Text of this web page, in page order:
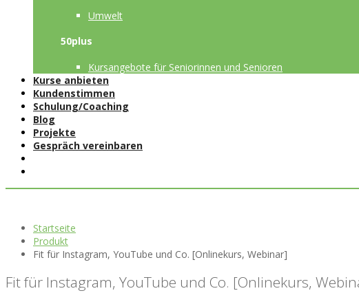
Umwelt
50plus
Kursangebote für Seniorinnen und Senioren
Kurse anbieten
Kundenstimmen
Schulung/Coaching
Blog
Projekte
Gespräch vereinbaren
Startseite
Produkt
Fit für Instagram, YouTube und Co. [Onlinekurs, Webinar]
Fit für Instagram, YouTube und Co. [Onlinekurs,